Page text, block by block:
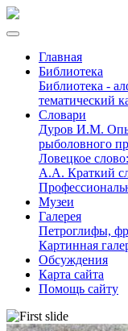
Главная
Библиотека
Библиотека -
тематический
Словари
Дуров И.М.
рыболовного
Ловецкое
А.А. Краткий
Музеи
Галерея
Петроглифы,
Картинная
Обсуждения
Карта сайта
Помощь сайту